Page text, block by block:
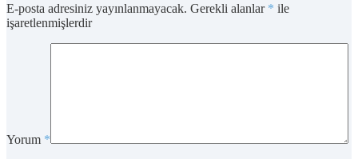
E-posta adresiniz yayınlanmayacak. Gerekli alanlar * ile
işaretlenmişlerdir
Yorum *